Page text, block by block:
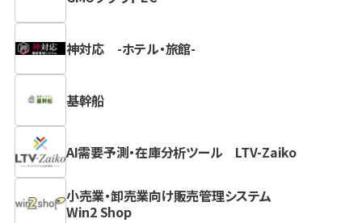
神対応 -ホテル・旅館-
基幹船
AI需要予測・在庫分析ツール LTV-Zaiko
小売業・卸売業向け販売管理システム
Win2 Shop